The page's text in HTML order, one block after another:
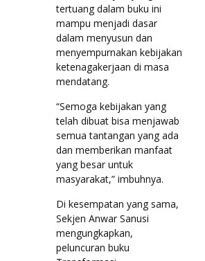
tertuang dalam buku ini
mampu menjadi dasar
dalam menyusun dan
menyempurnakan kebijakan
ketenagakerjaan di masa
mendatang.
“Semoga kebijakan yang
telah dibuat bisa menjawab
semua tantangan yang ada
dan memberikan manfaat
yang besar untuk
masyarakat,” imbuhnya.
Di kesempatan yang sama,
Sekjen Anwar Sanusi
mengungkapkan,
peluncuran buku